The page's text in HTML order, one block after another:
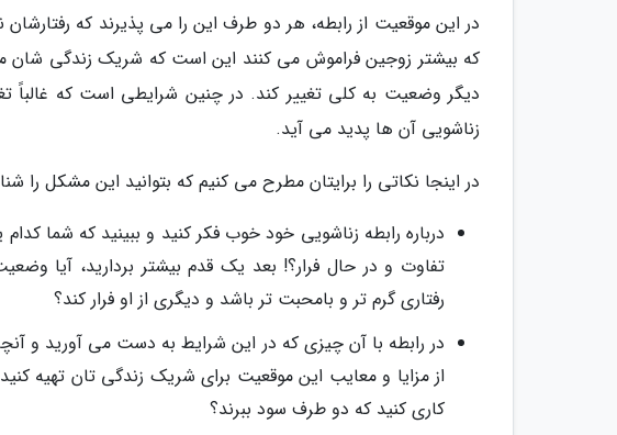
در این موقعیت از رابطه، هر دو طرف این را می پذیرند که
که بیشتر زوجین فراموش می کنند این است که شریک زندگی شان
دیگر وضعیت به کلی تغییر کند. در چنین شرایطی است که غالباً
زناشویی آن ها پدید می آید.
در اینجا نکاتی را برایتان مطرح می کنیم که بتوانید این مشکل را
درباره رابطه زناشویی خود خوب فکر کنید و ببینید که شما
تفاوت و در حال فرار؟! بعد یک قدم بیشتر بردارید، آیا
رفتاری گرم تر و بامحبت تر باشد و دیگری از او فرار کند؟
در رابطه با آن چیزی که در این شرایط به دست می آورید و
از مزایا و معایب این موقعیت برای شریک زندگی تان تهیه
کاری کنید که دو طرف سود ببرند؟